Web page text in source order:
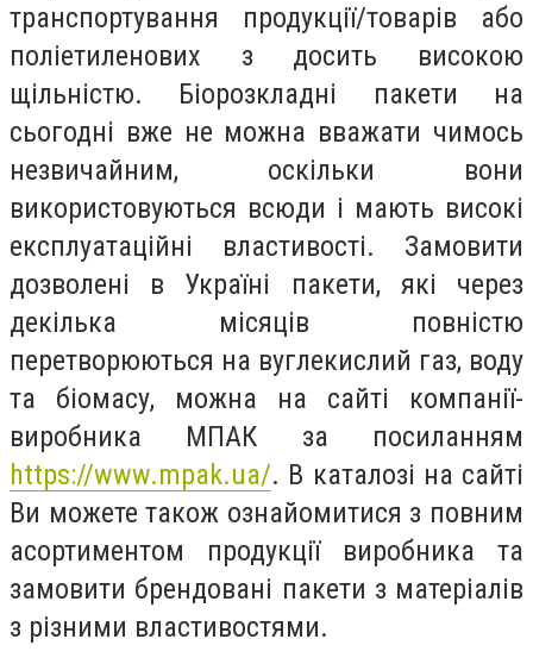
транспортування продукції/товарів або
поліетиленових з досить високою
щільністю. Біорозкладні пакети на
сьогодні вже не можна вважати чимось
незвичайним, оскільки вони
використовуються всюди і мають високі
експлуатаційні властивості. Замовити
дозволені в Україні пакети, які через
декілька місяців повністю
перетворюються на вуглекислий газ, воду
та біомасу, можна на сайті компанії-
виробника МПАК за посиланням
https://www.mpak.ua/. В каталозі на сайті
Ви можете також ознайомитися з повним
асортиментом продукції виробника та
замовити брендовані пакети з матеріалів
з різними властивостями.